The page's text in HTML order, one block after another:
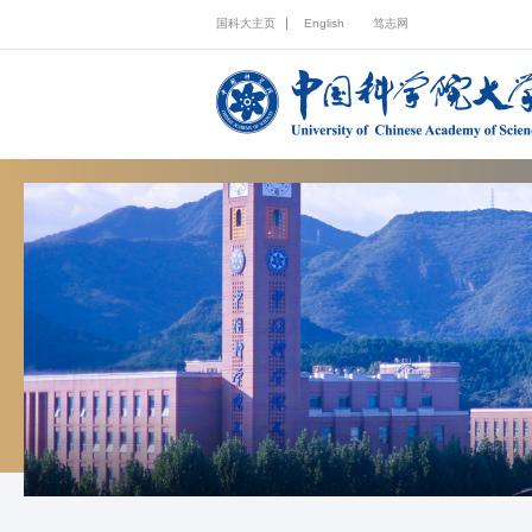
国科大主页 English 笃志网